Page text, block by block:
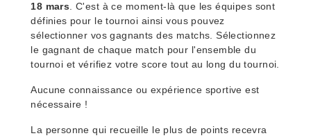
18 mars . C'est à ce moment-là que les équipes sont
définies pour le tournoi ainsi vous pouvez
sélectionner vos gagnants des matchs. Sélectionnez
le gagnant de chaque match pour l'ensemble du
tournoi et vérifiez votre score tout au long du tournoi.
Aucune connaissance ou expérience sportive est
nécessaire !
La personne qui recueille le plus de points recevra